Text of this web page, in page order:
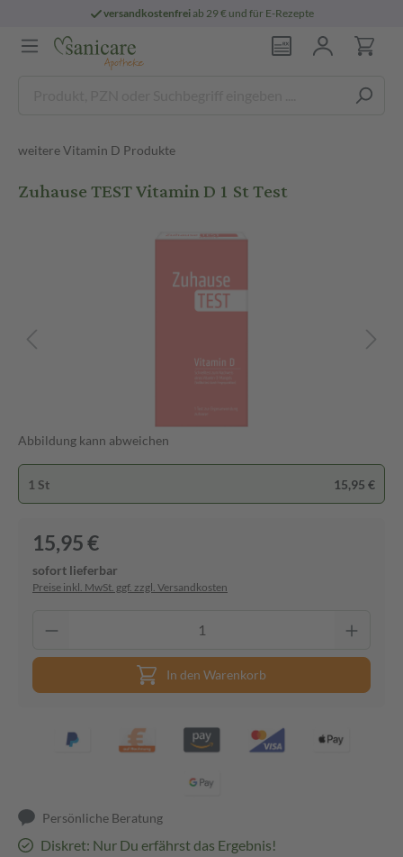
versandkostenfreiab 29 € und für E-Rezepte
weitere Vitamin D Produkte
Zuhause TEST Vitamin D 1 St Test
Abbildung kann abweichen
1 St 15,95 €
15,95 €
sofort lieferbar
Preise inkl. MwSt. ggf. zzgl. Versandkosten
In den Warenkorb
Persönliche Beratung
Diskret: Nur Du erfährst das Ergebnis!